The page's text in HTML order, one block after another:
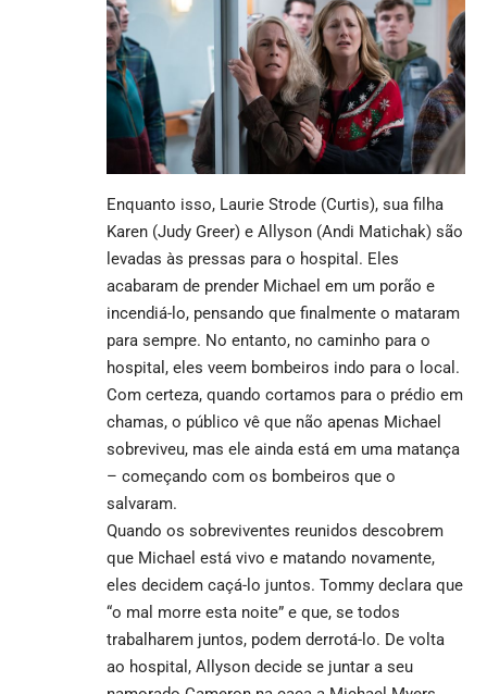
Enquanto isso, Laurie Strode (Curtis), sua filha
Karen (Judy Greer) e Allyson (Andi Matichak) são
levadas às pressas para o hospital. Eles
acabaram de prender Michael em um porão e
incendiá-lo, pensando que finalmente o mataram
para sempre. No entanto, no caminho para o
hospital, eles veem bombeiros indo para o local.
Com certeza, quando cortamos para o prédio em
chamas, o público vê que não apenas Michael
sobreviveu, mas ele ainda está em uma matança
– começando com os bombeiros que o
salvaram.
Quando os sobreviventes reunidos descobrem
que Michael está vivo e matando novamente,
eles decidem caçá-lo juntos. Tommy declara que
“o mal morre esta noite” e que, se todos
trabalharem juntos, podem derrotá-lo. De volta
ao hospital, Allyson decide se juntar a seu